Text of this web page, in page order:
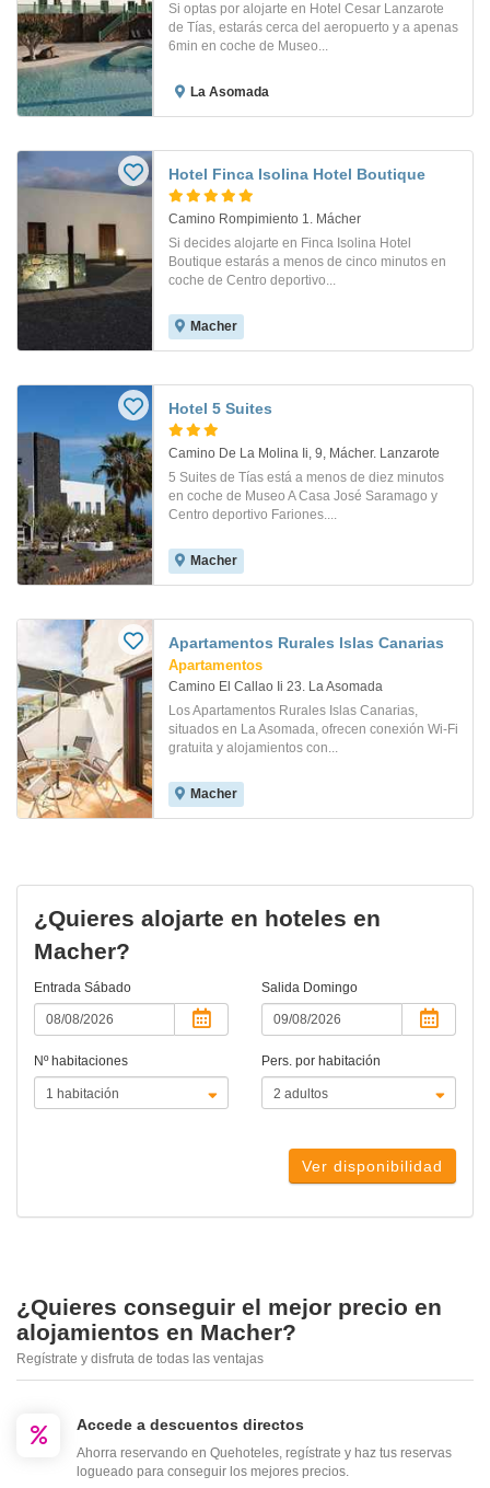
Si optas por alojarte en Hotel Cesar Lanzarote
de Tías, estarás cerca del aeropuerto y a apenas
6min en coche de Museo...
La Asomada
Hotel Finca Isolina Hotel Boutique
Camino Rompimiento 1. Mácher
Si decides alojarte en Finca Isolina Hotel
Boutique estarás a menos de cinco minutos en
coche de Centro deportivo...
Macher
Hotel 5 Suites
Camino De La Molina Ii, 9, Mácher. Lanzarote
5 Suites de Tías está a menos de diez minutos
en coche de Museo A Casa José Saramago y
Centro deportivo Fariones....
Macher
Apartamentos Rurales Islas Canarias
Apartamentos
Camino El Callao Ii 23. La Asomada
Los Apartamentos Rurales Islas Canarias,
situados en La Asomada, ofrecen conexión Wi-Fi
gratuita y alojamientos con...
Macher
¿Quieres alojarte en hoteles en
Macher?
Entrada Sábado Salida Domingo
Nº habitaciones Pers. por habitación
Ver disponibilidad
¿Quieres conseguir el mejor precio en
alojamientos en Macher?
Regístrate y disfruta de todas las ventajas
Accede a descuentos directos
Ahorra reservando en Quehoteles, regístrate y haz tus reservas
logueado para conseguir los mejores precios.